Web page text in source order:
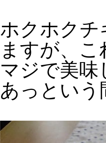
ホクホクチ
ますが、
マジで美味
あっという